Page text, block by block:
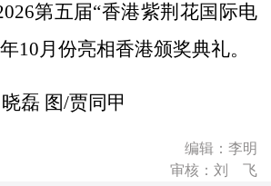
第五届“香港紫荆花国际电
10月份亮相香港颁奖典礼。
图/贾同甲
编辑：李明
审核：刘 飞